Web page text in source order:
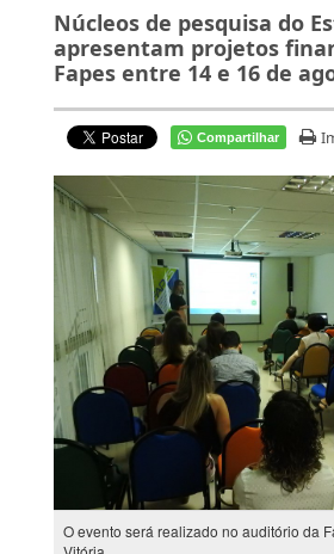
Núcleos de pesquisa do
apresentam projetos
Fapes entre 14 e 16 de
Compartilhar
O evento será realizado no auditório da